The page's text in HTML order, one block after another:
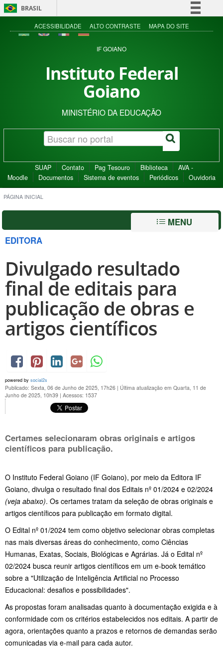
BRASIL
Simplifique!
Acesso à informação
ACESSIBILIDADE ALTO CONTRASTE MAPA DO SITE
IF GOIANO
Instituto Federal
Goiano
MINISTÉRIO DA EDUCAÇÃO
SUAP Contato Pag Tesouro Biblioteca
AVA -
Moodle
Documentos Sistema de eventos Periódicos Ouvidoria
PÁGINA INICIAL
MENU
EDITORA
Divulgado resultado
final de editais para
publicação de obras e
artigos científicos
powered by social2s
Publicado: Sexta, 06 de Junho de 2025, 17h26 | Última atualização em Quarta, 11 de
Junho de 2025, 10h39 | Acessos: 1537
Certames selecionaram obras originais e artigos
científicos para publicação.
O Instituto Federal Goiano (IF Goiano), por meio da Editora IF
Goiano, divulga o resultado final dos Editais nº 01/2024 e 02/2024
(veja abaixo). Os certames tratam da seleção de obras originais e
artigos científicos para publicação em formato digital.
O Edital nº 01/2024 tem como objetivo selecionar obras completas
nas mais diversas áreas do conhecimento, como Ciências
Humanas, Exatas, Sociais, Biológicas e Agrárias. Já o Edital nº
02/2024 busca reunir artigos científicos em um e-book temático
sobre a "Utilização de Inteligência Artificial no Processo
Educacional: desafios e possibilidades".
As propostas foram analisadas quanto à documentação exigida e à
conformidade com os critérios estabelecidos nos editais. A partir de
agora, orientações quanto a prazos e retornos de demandas serão
comunicadas via e-mail para cada autor.